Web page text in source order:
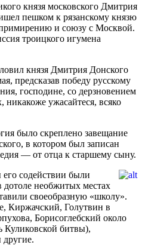
князя московского Дмитрия
пешком к рязанскому князю
и союзу с Москвой.
троицкого игумена
князя Дмитрия Донского
предсказав победу русскому
господине, со дерзновением
никакоже ужасайтеся, всяко
было скреплено завещание
в котором был записан
— от отца к старшему сыну.
содействии были
необжитых местах
своеобразную «школу».
Киржачский, Голутвин в
Борисоглебский около
Куликовской битвы),